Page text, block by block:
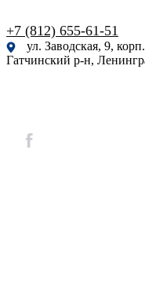
+7 (812) 655-61-51
ул. Заводская, 9,
Гатчинский р-н,